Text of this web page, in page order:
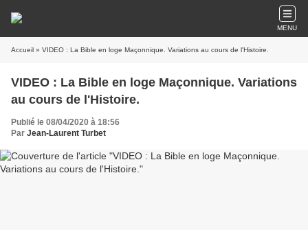
MENU
Accueil » VIDEO : La Bible en loge Maçonnique. Variations au cours de l'Histoire.
VIDEO : La Bible en loge Maçonnique. Variations
au cours de l'Histoire.
Publié le 08/04/2020 à 18:56
Par Jean-Laurent Turbet